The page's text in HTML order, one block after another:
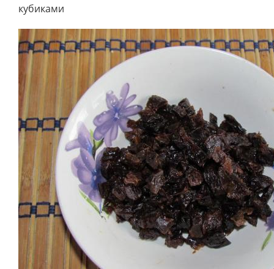
кубиками